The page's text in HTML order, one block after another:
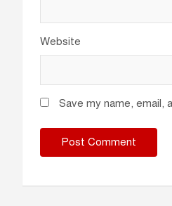
Website
Save my name, email,